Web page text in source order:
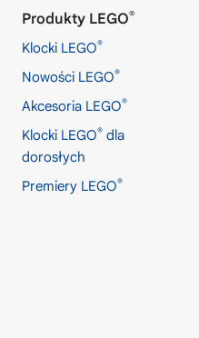
Produkty LEGO®
Klocki LEGO®
Nowości LEGO®
Akcesoria LEGO®
Klocki LEGO® dla
dorosłych
Premiery LEGO®